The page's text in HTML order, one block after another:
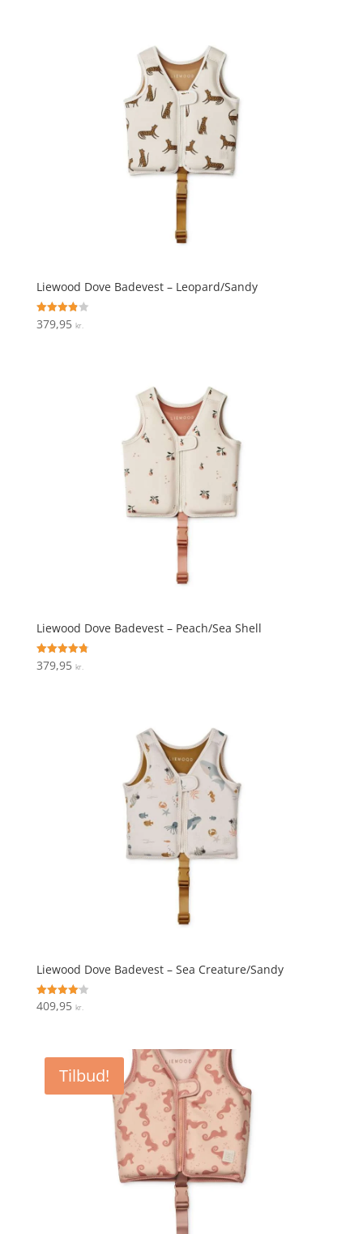
Liewood Dove Badevest – Leopard/Sandy
Vurderet
3.9
379,95 kr.
Liewood Dove Badevest – Peach/Sea Shell
Vurderet
4.8
379,95 kr.
Liewood Dove Badevest – Sea Creature/Sandy
Vurderet
4.1
409,95 kr.
Tilbud!